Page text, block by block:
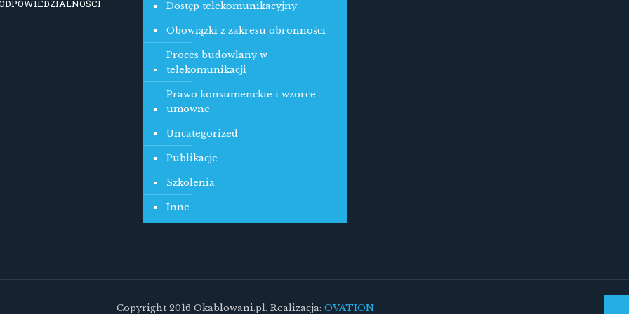
Dostęp telekomunikacyjny
Obowiązki z zakresu obronności
Proces budowlany w
telekomunikacji
Prawo konsumenckie i wzorce
umowne
Uncategorized
Publikacje
Szkolenia
Inne
Copyright 2016 Okablowani.pl. Realizacja: OVATION